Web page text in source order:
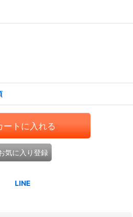
ートに入れる
気に入り登録